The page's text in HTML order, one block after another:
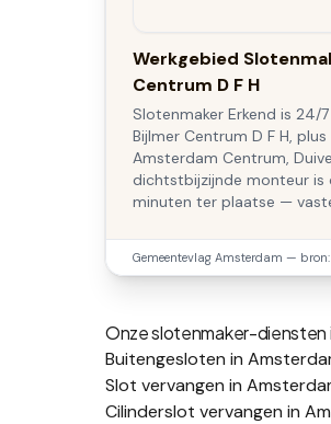
Werkgebied
Centrum D F H
Slotenmaker Erkend is 24/
Bijlmer Centrum D F H,
Amsterdam Centrum,
dichtstbijzijnde monteur is
minuten ter plaatse —
Gemeentevlag Amsterdam — bron:
Onze slotenmaker-diensten
Buitengesloten in
Slot vervangen in
Cilinderslot vervangen in